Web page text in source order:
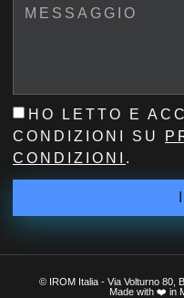
HO LETTO E
CONDIZIONI SU
CONDIZIONI .
© IROM Italia - Via Volturno 80,
Made with ❤️ in